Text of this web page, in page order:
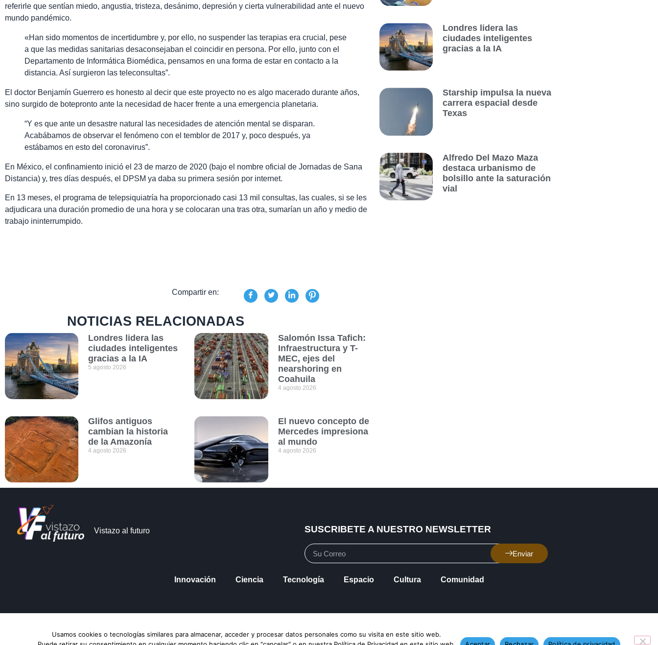
referirle que sentían miedo, angustia, tristeza, desánimo, depresión y cierta vulnerabilidad ante el nuevo
mundo pandémico.
«Han sido momentos de incertidumbre y, por ello, no suspender las terapias era crucial, pese
a que las medidas sanitarias desaconsejaban el coincidir en persona. Por ello, junto con el
Departamento de Informática Biomédica, pensamos en una forma de estar en contacto a la
distancia. Así surgieron las teleconsultas”.
El doctor Benjamín Guerrero es honesto al decir que este proyecto no es algo macerado durante años,
sino surgido de botepronto ante la necesidad de hacer frente a una emergencia planetaria.
“Y es que ante un desastre natural las necesidades de atención mental se disparan.
Acabábamos de observar el fenómeno con el temblor de 2017 y, poco después, ya
estábamos en esto del coronavirus”.
En México, el confinamiento inició el 23 de marzo de 2020 (bajo el nombre oficial de Jornadas de Sana
Distancia) y, tres días después, el DPSM ya daba su primera sesión por internet.
En 13 meses, el programa de telepsiquiatría ha proporcionado casi 13 mil consultas, las cuales, si se les
adjudicara una duración promedio de una hora y se colocaran una tras otra, sumarían un año y medio de
trabajo ininterrumpido.
Compartir en:
NOTICIAS RELACIONADAS
Londres lidera las
ciudades inteligentes
gracias a la IA
5 agosto 2026
Salomón Issa Tafich:
Infraestructura y T-
MEC, ejes del
nearshoring en
Coahuila
4 agosto 2026
Glifos antiguos
cambian la historia
de la Amazonía
4 agosto 2026
El nuevo concepto de
Mercedes impresiona
al mundo
4 agosto 2026
Londres lidera las
ciudades inteligentes
gracias a la IA
Starship impulsa la nueva
carrera espacial desde
Texas
Alfredo Del Mazo Maza
destaca urbanismo de
bolsillo ante la saturación
vial
Vistazo al futuro SUSCRIBETE A NUESTRO NEWSLETTER
Enviar
Innovación Ciencia Tecnología Espacio Cultura Comunidad
Usamos cookies o tecnologías similares para almacenar, acceder y procesar datos personales como su visita en este sitio web.